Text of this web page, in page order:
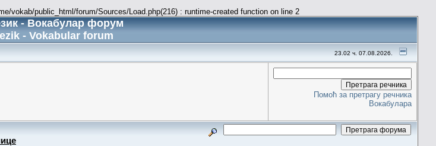
vokab/public_html/forum/Sources/Load.php(216) : runtime-created function on line 2
- Вокабулар форум
- Vokabular forum
23.02 ч. 07.08.2026.
Помоћ за претрагу речника
Вокабулара